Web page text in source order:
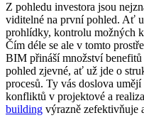
Z pohledu investora jsou
viditelné na první pohled. Ať
prohlídky, kontrolu možných
Čím déle se ale v tomto
BIM přináší množství
pohled zjevné, ať už jde o
procesů. Ty vás doslova
konfliktů v projektové a
building výrazně zefektivňuje